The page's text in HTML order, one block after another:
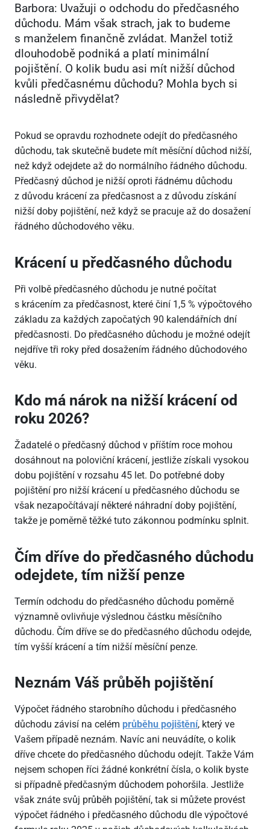
Barbora: Uvažuji o odchodu do předčasného
důchodu. Mám však strach, jak to budeme
s manželem finančně zvládat. Manžel totiž
dlouhodobě podniká a platí minimální
pojištění. O kolik budu asi mít nižší důchod
kvůli předčasnému důchodu? Mohla bych si
následně přivydělat?
Pokud se opravdu rozhodnete odejít do předčasného
důchodu, tak skutečně budete mít měsíční důchod nižší,
než když odejdete až do normálního řádného důchodu.
Předčasný důchod je nižší oproti řádnému důchodu
z důvodu krácení za předčasnost a z důvodu získání
nižší doby pojištění, než když se pracuje až do dosažení
řádného důchodového věku.
Krácení u předčasného důchodu
Při volbě předčasného důchodu je nutné počítat
s krácením za předčasnost, které činí 1,5 % výpočtového
základu za každých započatých 90 kalendářních dní
předčasnosti. Do předčasného důchodu je možné odejít
nejdříve tři roky před dosažením řádného důchodového
věku.
Kdo má nárok na nižší krácení od
roku 2026?
Žadatelé o předčasný důchod v příštím roce mohou
dosáhnout na poloviční krácení, jestliže získali vysokou
dobu pojištění v rozsahu 45 let. Do potřebné doby
pojištění pro nižší krácení u předčasného důchodu se
však nezapočítávají některé náhradní doby pojištění,
takže je poměrně těžké tuto zákonnou podmínku splnit.
Čím dříve do předčasného důchodu
odejdete, tím nižší penze
Termín odchodu do předčasného důchodu poměrně
významně ovlivňuje výslednou částku měsíčního
důchodu. Čím dříve se do předčasného důchodu odejde,
tím vyšší krácení a tím nižší měsíční penze.
Neznám Váš průběh pojištění
Výpočet řádného starobního důchodu i předčasného
důchodu závisí na celém průběhu pojištění, který ve
Vašem případě neznám. Navíc ani neuvádíte, o kolik
dříve chcete do předčasného důchodu odejít. Takže Vám
nejsem schopen říci žádné konkrétní čísla, o kolik byste
si případně předčasným důchodem pohoršila. Jestliže
však znáte svůj průběh pojištění, tak si můžete provést
výpočet řádného i předčasného důchodu dle výpočtové